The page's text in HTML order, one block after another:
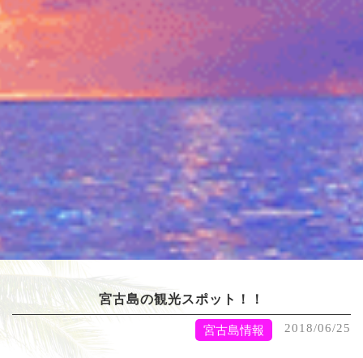
宮古島の観光スポット！！
宮古島情報 2018/06/25